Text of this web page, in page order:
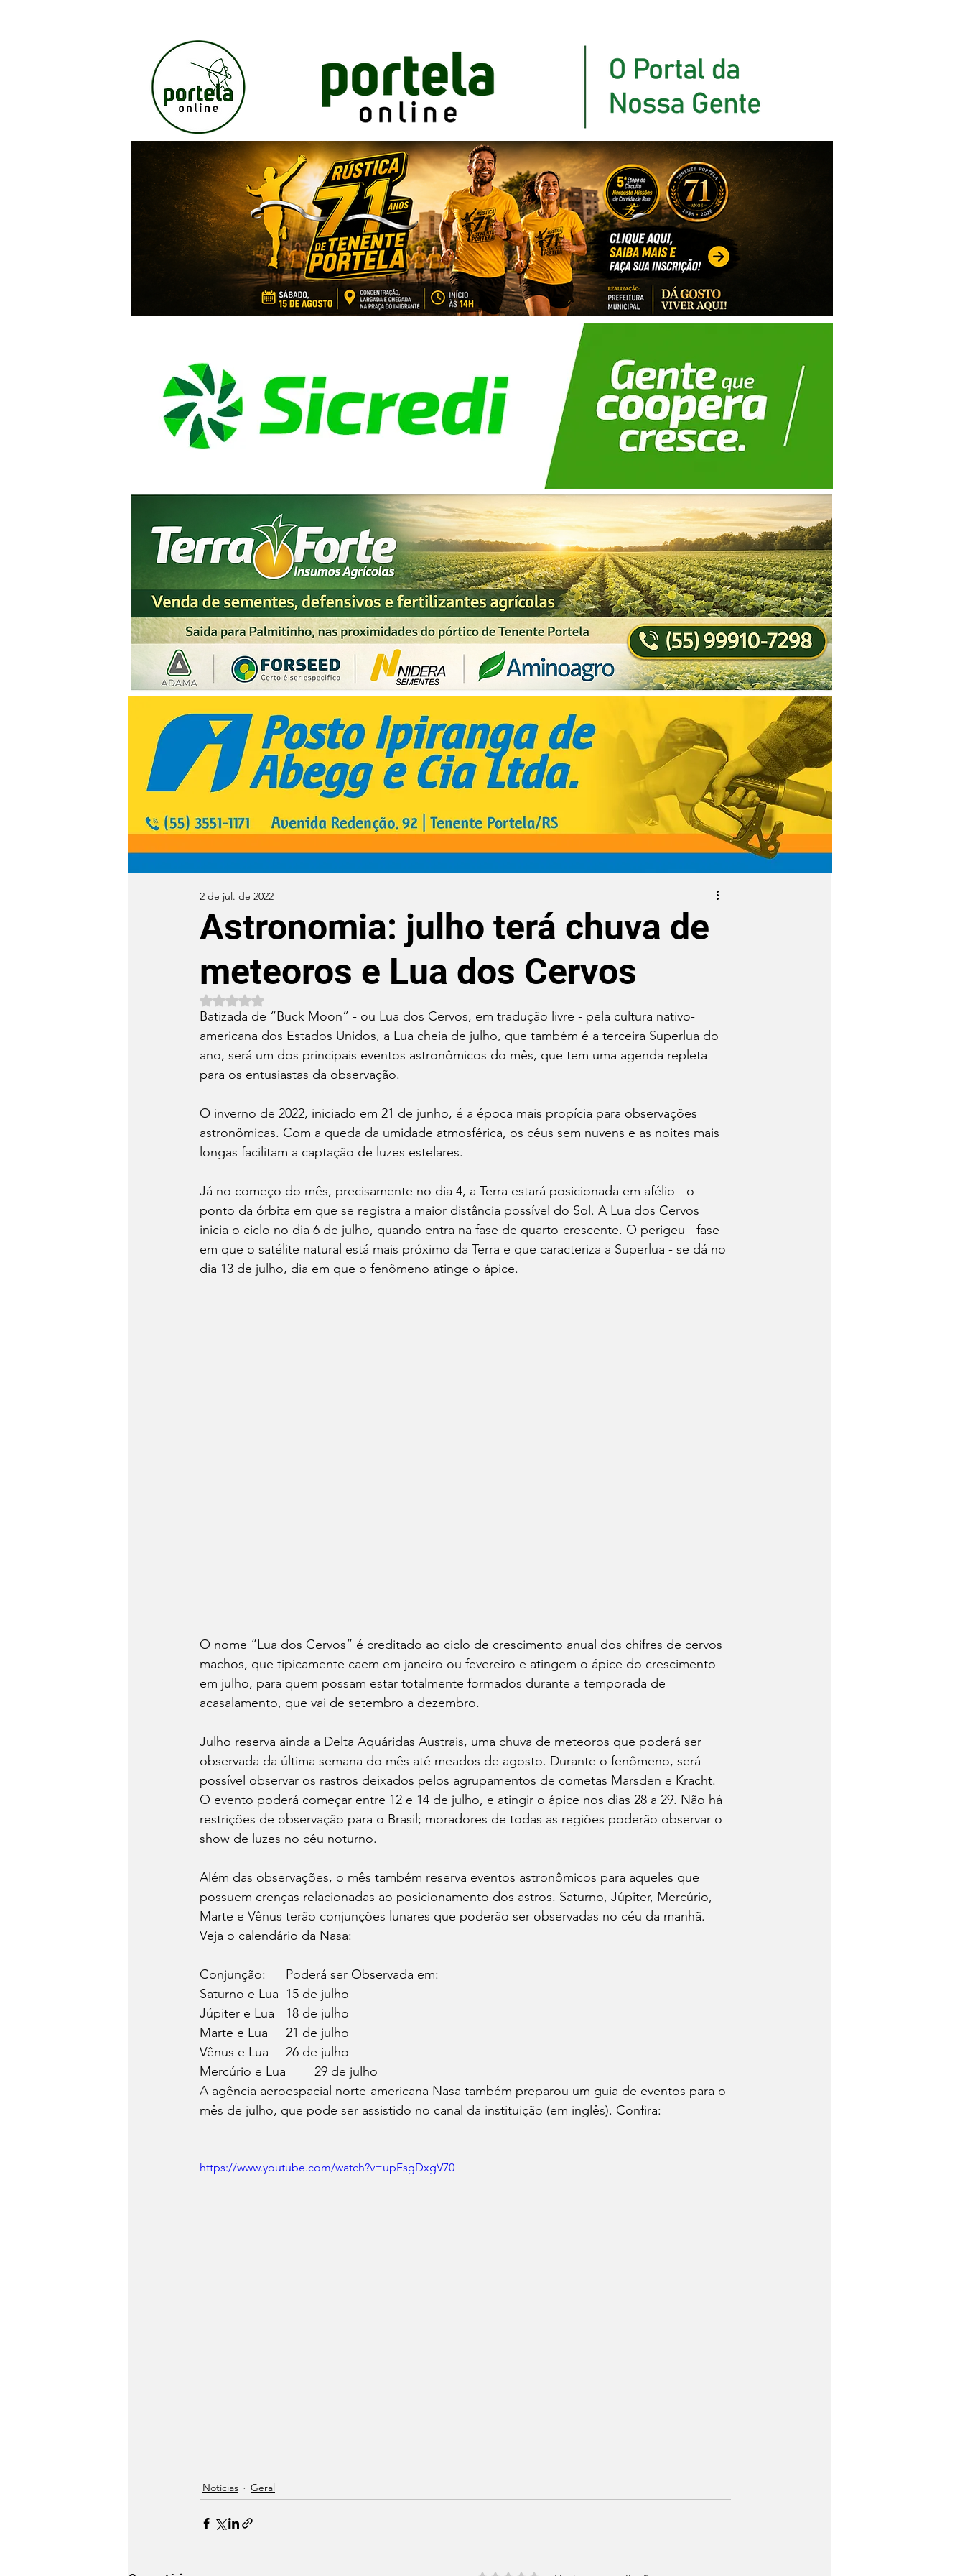
Astronomia: julho terá chuva de
meteoros e Lua dos Cervos
2 de jul. de 2022
Avaliado com NaN de 5 estrelas.
Batizada de “Buck Moon” - ou Lua dos Cervos, em tradução livre - pela cultura nativo-
americana dos Estados Unidos, a Lua cheia de julho, que também é a terceira Superlua do
ano, será um dos principais eventos astronômicos do mês, que tem uma agenda repleta
para os entusiastas da observação.
O inverno de 2022, iniciado em 21 de junho, é a época mais propícia para observações
astronômicas. Com a queda da umidade atmosférica, os céus sem nuvens e as noites mais
longas facilitam a captação de luzes estelares.
Já no começo do mês, precisamente no dia 4, a Terra estará posicionada em afélio - o
ponto da órbita em que se registra a maior distância possível do Sol. A Lua dos Cervos
inicia o ciclo no dia 6 de julho, quando entra na fase de quarto-crescente. O perigeu - fase
em que o satélite natural está mais próximo da Terra e que caracteriza a Superlua - se dá no
dia 13 de julho, dia em que o fenômeno atinge o ápice.
O nome “Lua dos Cervos” é creditado ao ciclo de crescimento anual dos chifres de cervos
machos, que tipicamente caem em janeiro ou fevereiro e atingem o ápice do crescimento
em julho, para quem possam estar totalmente formados durante a temporada de
acasalamento, que vai de setembro a dezembro.
Julho reserva ainda a Delta Aquáridas Austrais, uma chuva de meteoros que poderá ser
observada da última semana do mês até meados de agosto. Durante o fenômeno, será
possível observar os rastros deixados pelos agrupamentos de cometas Marsden e Kracht.
O evento poderá começar entre 12 e 14 de julho, e atingir o ápice nos dias 28 a 29. Não há
restrições de observação para o Brasil; moradores de todas as regiões poderão observar o
show de luzes no céu noturno.
Além das observações, o mês também reserva eventos astronômicos para aqueles que
possuem crenças relacionadas ao posicionamento dos astros. Saturno, Júpiter, Mercúrio,
Marte e Vênus terão conjunções lunares que poderão ser observadas no céu da manhã.
Veja o calendário da Nasa:
Conjunção:	Poderá ser Observada em:
Saturno e Lua	15 de julho
Júpiter e Lua	18 de julho
Marte e Lua	21 de julho
Vênus e Lua	26 de julho
Mercúrio e Lua	29 de julho
A agência aeroespacial norte-americana Nasa também preparou um guia de eventos para o
mês de julho, que pode ser assistido no canal da instituição (em inglês). Confira:
https://www.youtube.com/watch?v=upFsgDxgV70
Notícias Geral